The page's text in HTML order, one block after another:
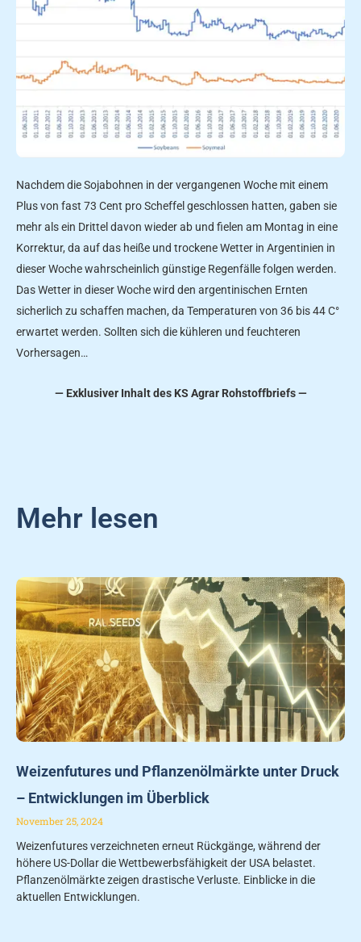
Nachdem die Sojabohnen in der vergangenen Woche mit einem
Plus von fast 73 Cent pro Scheffel geschlossen hatten, gaben sie
mehr als ein Drittel davon wieder ab und fielen am Montag in eine
Korrektur, da auf das heiße und trockene Wetter in Argentinien in
dieser Woche wahrscheinlich günstige Regenfälle folgen werden.
Das Wetter in dieser Woche wird den argentinischen Ernten
sicherlich zu schaffen machen, da Temperaturen von 36 bis 44 C°
erwartet werden. Sollten sich die kühleren und feuchteren
Vorhersagen…
— Exklusiver Inhalt des KS Agrar Rohstoffbriefs —
Mehr lesen
Weizenfutures und Pflanzenölmärkte unter Druck
– Entwicklungen im Überblick
November 25, 2024
Weizenfutures verzeichneten erneut Rückgänge, während der
höhere US-Dollar die Wettbewerbsfähigkeit der USA belastet.
Pflanzenölmärkte zeigen drastische Verluste. Einblicke in die
aktuellen Entwicklungen.